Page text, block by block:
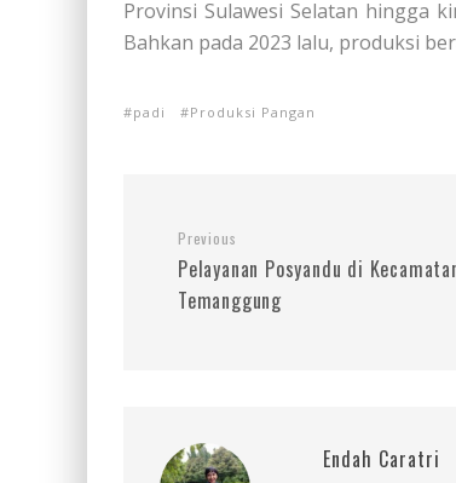
Provinsi Sulawesi Selatan hingga
Bahkan pada 2023 lalu, produksi
padi Produksi Pangan
Previous
Pelayanan Posyandu di
Temanggung
Endah Caratri